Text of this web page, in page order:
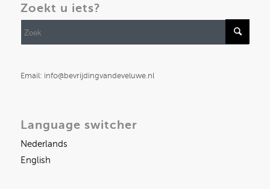
Zoekt u iets?
Email: info@bevrijdingvandeveluwe.nl
Language switcher
Nederlands
English